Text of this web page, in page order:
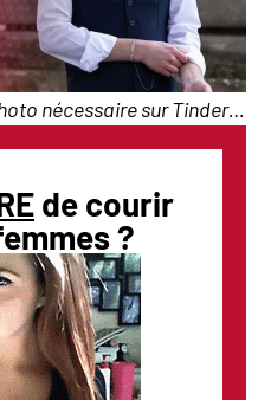
nécessaire sur Tinder…
de courir
?